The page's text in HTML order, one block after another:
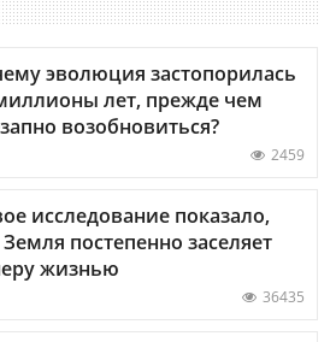
эволюция застопорилась
лет, прежде чем
возобновиться?
2459
исследование показало,
Земля постепенно заселяет
жизнью
36435